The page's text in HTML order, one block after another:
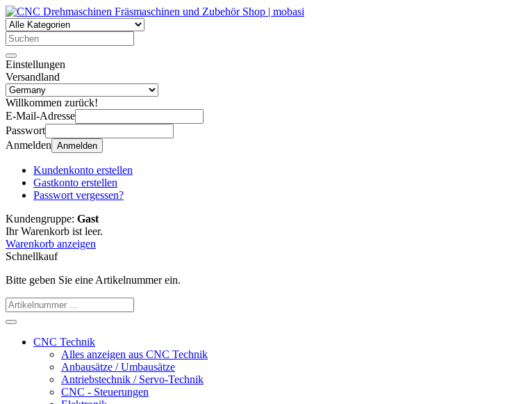
Einstellungen
Versandland
Willkommen zurück!
E-Mail-Adresse
Passwort
Anmelden Anmelden
Kundenkonto erstellen
Gastkonto erstellen
Passwort vergessen?
Kundengruppe: Gast
Ihr Warenkorb ist leer.
Warenkorb anzeigen
Schnellkauf
Bitte geben Sie eine Artikelnummer ein.
CNC Technik
Alles anzeigen aus CNC Technik
Anbausätze / Umbausätze
Antriebstechnik / Servo-Technik
CNC - Steuerungen